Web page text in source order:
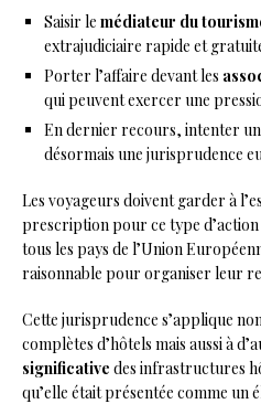
Saisir le médiateur du
extrajudiciaire rapide et
Porter l’affaire devant les
qui peuvent exercer une
En dernier recours, intenter
désormais une jurisprudence
Les voyageurs doivent garder à
prescription pour ce type d’action
tous les pays de l’Union
raisonnable pour organiser leur
Cette jurisprudence s’applique
complètes d’hôtels mais aussi à
significative des infrastructures
qu’elle était présentée comme un